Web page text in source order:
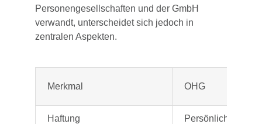
Personengesellschaften und der GmbH
verwandt, unterscheidet sich jedoch in
zentralen Aspekten.
Merkmal OHG
Haftung Persönlich,